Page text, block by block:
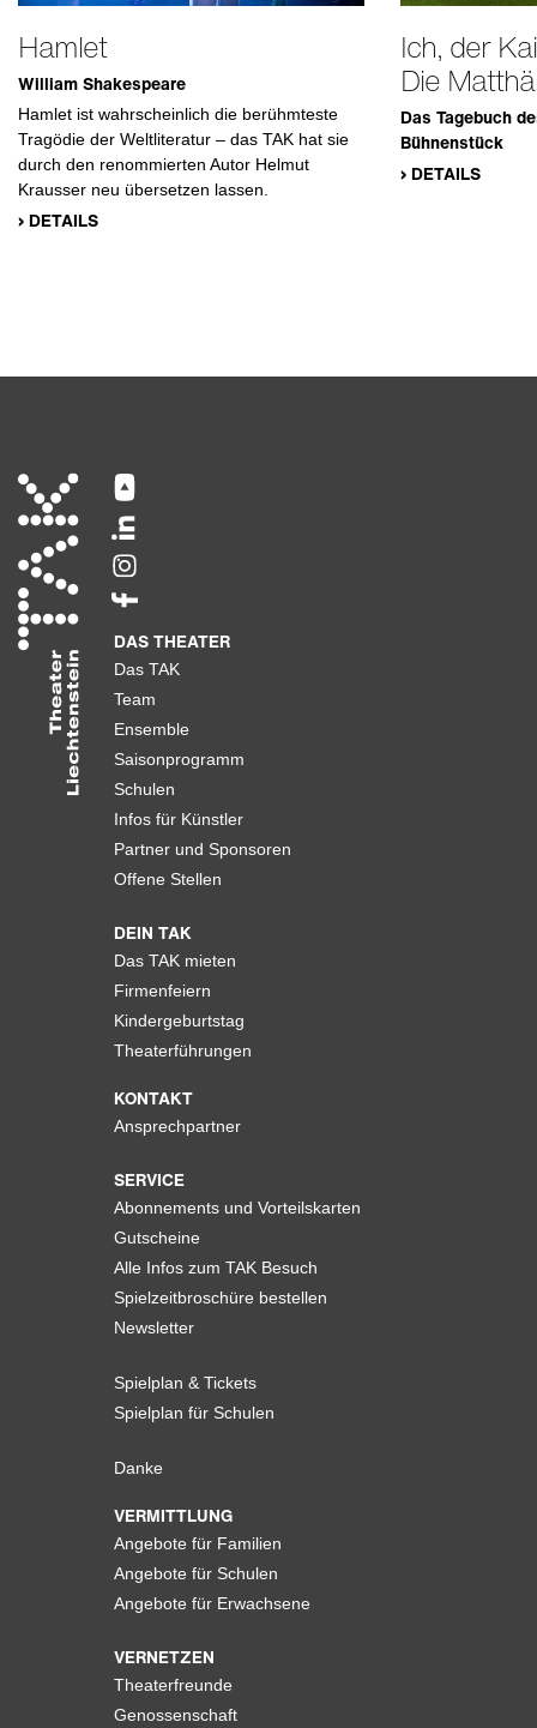
Hamlet
William Shakespeare
Hamlet ist wahrscheinlich die berühmteste
Tragödie der Weltliteratur – das TAK hat sie
durch den renommierten Autor Helmut
Krausser neu übersetzen lassen.
› DETAILS
Ich, der
Die
Das Tagebuch
Bühnenstück
› DETAILS
DAS THEATER
Das TAK
Team
Ensemble
Saisonprogramm
Schulen
Infos für Künstler
Partner und Sponsoren
Offene Stellen
DEIN TAK
Das TAK mieten
Firmenfeiern
Kindergeburtstag
Theaterführungen
KONTAKT
Ansprechpartner
SERVICE
Abonnements und Vorteilskarten
Gutscheine
Alle Infos zum TAK Besuch
Spielzeitbroschüre bestellen
Newsletter
Spielplan & Tickets
Spielplan für Schulen
Danke
VERMITTLUNG
Angebote für Familien
Angebote für Schulen
Angebote für Erwachsene
VERNETZEN
Theaterfreunde
Genossenschaft